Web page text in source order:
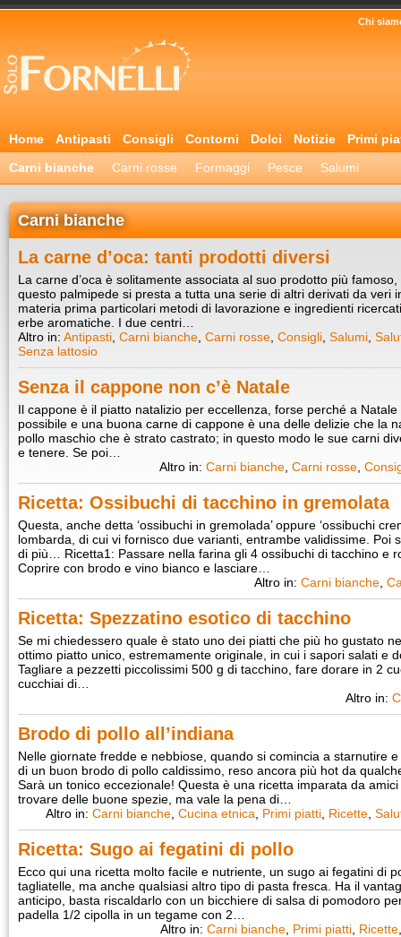
Chi
Home Antipasti Consigli Contorni Dolci Notizie
Primi
Carni bianche
Carni rosse Formaggi Pesce Salumi
Carni bianche
La carne d’oca: tanti prodotti diversi
La carne d’oca è solitamente associata al suo prodotto più
questo palmipede si presta a tutta una serie di altri derivati da veri
materia prima particolari metodi di lavorazione e ingredienti
erbe aromatiche. I due centri…
Altro in: Antipasti Carni bianche Carni rosse Consigli Salumi
Senza lattosio
Senza il cappone non c’è Natale
Il cappone è il piatto natalizio per eccellenza, forse perché a
possibile e una buona carne di cappone è una delle delizie che la
pollo maschio che è strato castrato; in questo modo le sue carni
e tenere. Se poi…
Altro in: Carni bianche Carni rosse
Ricetta: Ossibuchi di tacchino in gremolata
Questa, anche detta ‘ossibuchi in gremolada’ oppure ‘ossibuchi
lombarda, di cui vi fornisco due varianti, entrambe validissime. Poi
di più… Ricetta1: Passare nella farina gli 4 ossibuchi di tacchino e
Coprire con brodo e vino bianco e lasciare…
Altro in: Carni bianche
Ricetta: Spezzatino esotico di tacchino
Se mi chiedessero quale è stato uno dei piatti che più ho gustato
ottimo piatto unico, estremamente originale, in cui i sapori salati e
Tagliare a pezzetti piccolissimi 500 g di tacchino, fare dorare in 2
cucchiai di…
Altro in:
Brodo di pollo all’indiana
Nelle giornate fredde e nebbiose, quando si comincia a starnutire
di un buon brodo di pollo caldissimo, reso ancora più hot da
Sarà un tonico eccezionale! Questa è una ricetta imparata da
trovare delle buone spezie, ma vale la pena di…
Altro in: Carni bianche Cucina etnica Primi piatti Ricette
Ricetta: Sugo ai fegatini di pollo
Ecco qui una ricetta molto facile e nutriente, un sugo ai fegatini di
tagliatelle, ma anche qualsiasi altro tipo di pasta fresca. Ha il
anticipo, basta riscaldarlo con un bicchiere di salsa di pomodoro
padella 1/2 cipolla in un tegame con 2…
Altro in: Carni bianche Primi piatti Ricette